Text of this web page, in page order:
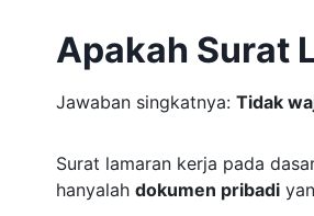
Apakah Surat
Jawaban singkatnya: Tidak
Surat lamaran kerja pada
hanyalah dokumen pribadi